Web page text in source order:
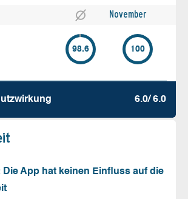
November
98.6 100
6.0/ 6.0
Die App hat keinen Einfluss auf die